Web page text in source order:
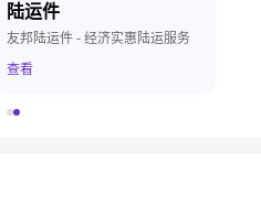
陆运件
友邦陆运件 - 经济实惠陆运服务
查看